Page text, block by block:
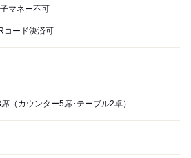
マネー不可
コード決済可
（カウンター5席･テーブル2卓）